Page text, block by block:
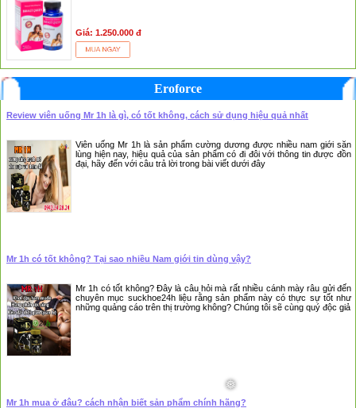
Giá: 1.250.000 đ
Eroforce
Review viên uống Mr 1h là gì, có tốt không, cách sử dụng hiệu quả nhất
Viên uống Mr 1h là sản phẩm cường dương được nhiều nam giới săn
lùng hiện nay, hiệu quả của sản phẩm có đi đôi với thông tin được đồn
đại, hãy đến với câu trả lời trong bài viết dưới đây
Mr 1h có tốt không? Tại sao nhiều Nam giới tin dùng vậy?
Mr 1h có tốt không? Đây là câu hỏi mà rất nhiều cánh mày râu gửi đến
chuyên mục suckhoe24h liệu rằng sản phẩm này có thực sự tốt như
những quảng cáo trên thị trường không? Chúng tôi sẽ cùng quý độc giả
Mr 1h mua ở đâu? cách nhận biết sản phẩm chính hãng?